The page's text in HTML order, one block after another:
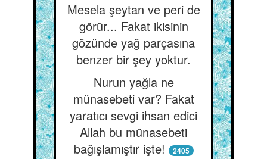
Mesela şeytan ve peri de
görür... Fakat ikisinin
gözünde yağ parçasına
benzer bir şey yoktur.
Nurun yağla ne
münasebeti var? Fakat
yaratıcı sevgi ihsan edici
Allah bu münasebeti
bağışlamıştır işte!
2405